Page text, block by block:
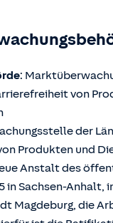
:
von
der
Produkten und
Anstalt des
in Sachsen-Anhalt,
Magdeburg, die